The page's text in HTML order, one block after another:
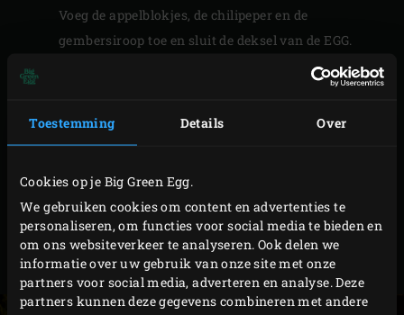
Toestemming Details Over
Cookies op je Big Green Egg.
We gebruiken cookies om content en advertenties te
personaliseren, om functies voor social media te bieden en
om ons websiteverkeer te analyseren. Ook delen we
informatie over uw gebruik van onze site met onze
partners voor social media, adverteren en analyse. Deze
partners kunnen deze gegevens combineren met andere
Voeg de appelblokjes, de chilipeper en de
gembersiroop toe en sluit de deksel van de EGG.
Laat de compote 6-8 minuten zachtjes pruttelen en
Maak een papje van het aardappelzetmeel en een
scheutje water en meng door de appelcompote om
TIP
Het ultieme gerecht om deze heerlijke appelcompote bij te
serveren?Kerstham met honing-mosterdsaus!